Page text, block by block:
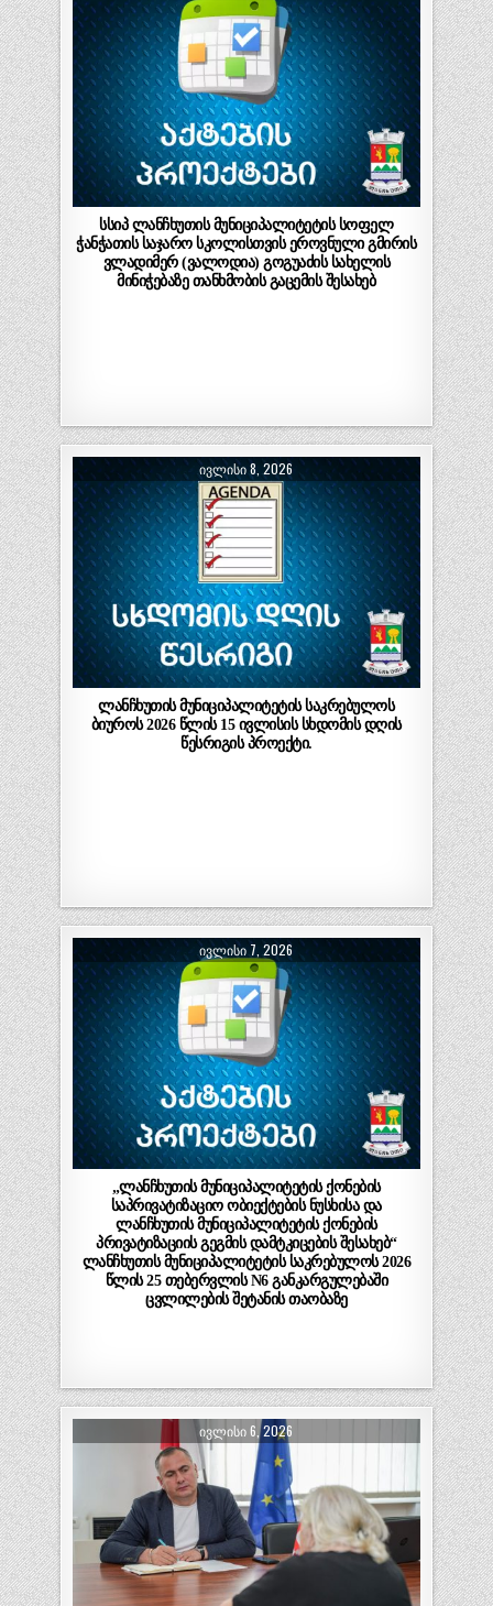
სსიპ ლანჩხუთის მუნიციპალიტეტის სოფელ
ჭანჭათის საჯარო სკოლისთვის ეროვნული გმირის
ვლადიმერ (ვალოდია) გოგუაძის სახელის
მინიჭებაზე თანხმობის გაცემის შესახებ
ᲘᲕᲚᲘᲡᲘ 8, 2026
ლანჩხუთის მუნიციპალიტეტის საკრებულოს
ბიუროს 2026 წლის 15 ივლისის სხდომის დღის
წესრიგის პროექტი.
ᲘᲕᲚᲘᲡᲘ 7, 2026
„ლანჩხუთის მუნიციპალიტეტის ქონების
საპრივატიზაციო ობიექტების ნუსხისა და
ლანჩხუთის მუნიციპალიტეტის ქონების
პრივატიზაციის გეგმის დამტკიცების შესახებ“
ლანჩხუთის მუნიციპალიტეტის საკრებულოს 2026
წლის 25 თებერვლის N6 განკარგულებაში
ცვლილების შეტანის თაობაზე
ᲘᲕᲚᲘᲡᲘ 6, 2026